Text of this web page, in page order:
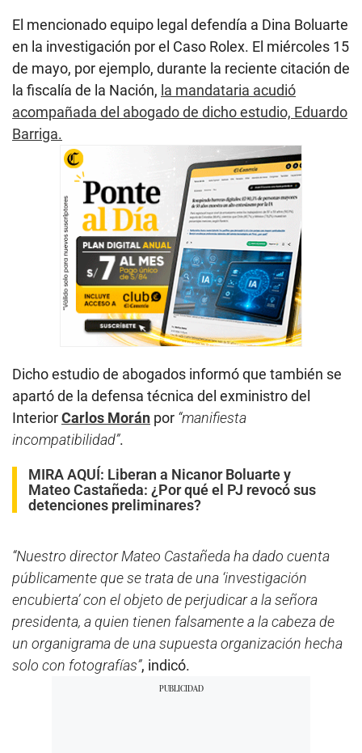
El mencionado equipo legal defendía a Dina Boluarte
en la investigación por el Caso Rolex. El miércoles 15
de mayo, por ejemplo, durante la reciente citación de
la fiscalía de la Nación, la mandataria acudió
acompañada del abogado de dicho estudio, Eduardo
Barriga.
Dicho estudio de abogados informó que también se
apartó de la defensa técnica del exministro del
InteriorCarlos Morán por “manifiesta
incompatibilidad”.
MIRA AQUÍ: Liberan a Nicanor Boluarte y
Mateo Castañeda: ¿Por qué el PJ revocó sus
detenciones preliminares?
“Nuestro director Mateo Castañeda ha dado cuenta
públicamente que se trata de una ‘investigación
encubierta’ con el objeto de perjudicar a la señora
presidenta, a quien tienen falsamente a la cabeza de
un organigrama de una supuesta organización hecha
solo con fotografías”, indicó.